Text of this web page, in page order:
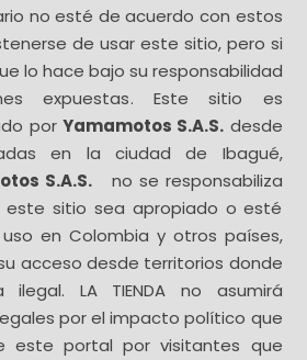
no esté de acuerdo con estos
de usar este sitio, pero si
lo hace bajo su responsabilidad
expuestas. Este sitio es
por Yamamotos S.A.S. desde
en la ciudad de Ibagué,
S.A.S.no se responsabiliza
sitio sea apropiado o esté
en Colombia y otros países,
acceso desde territorios donde
LA TIENDA no asumirá
por el impacto político que
este portal por visitantes que